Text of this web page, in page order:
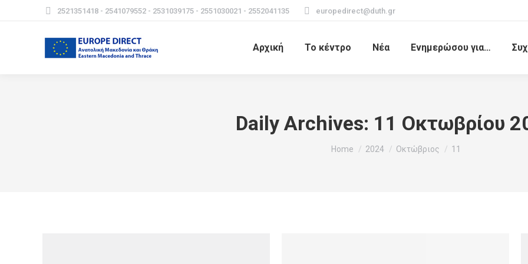
2521351418 - 2541079552 - 2531039175 - 2551030021 - 2552041135 europedirect@duth.gr
Αρχική Το κέντρο Νέα Ενημερώσου για…
Daily Archives: 11 Οκτωβρίου
You are here:
Home 2024 Οκτώβριος 11